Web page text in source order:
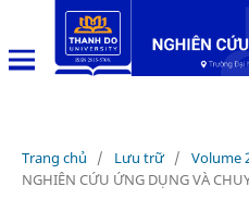
Trang chủ / Lưu trữ / Volume
NGHIÊN CỨU ỨNG DỤNG VÀ